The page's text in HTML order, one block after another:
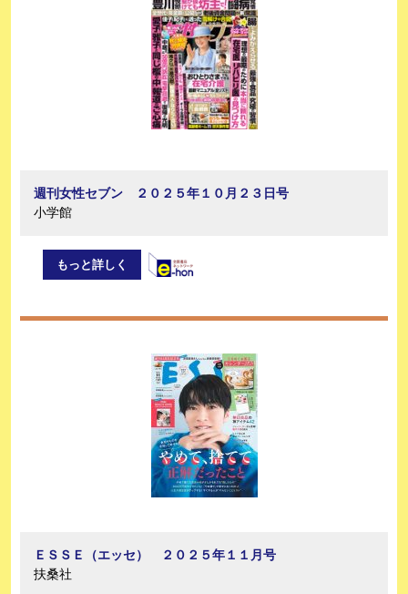
週刊女性セブン ２０２５年１０月２３日号
小学館
もっと詳しく
ＥＳＳＥ（エッセ） ２０２５年１１月号
扶桑社